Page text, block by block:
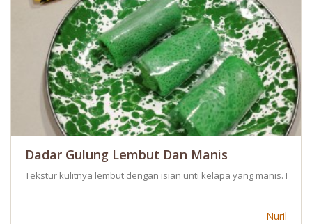
Dadar Gulung Lembut Dan Manis
Tekstur kulitnya lembut dengan isian unti kelapa yang manis.
Nuril